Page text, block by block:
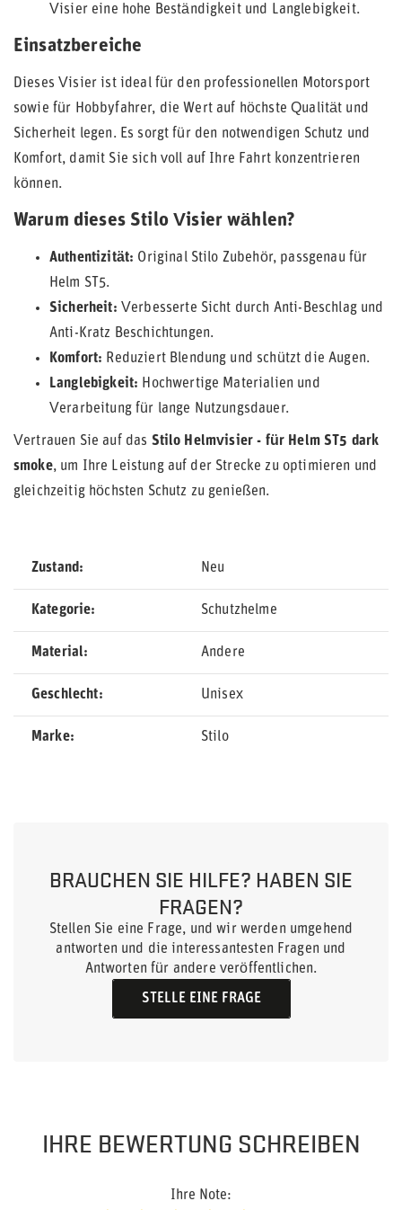
Visier eine hohe Beständigkeit und Langlebigkeit.
Einsatzbereiche
Dieses Visier ist ideal für den professionellen Motorsport
sowie für Hobbyfahrer, die Wert auf höchste Qualität und
Sicherheit legen. Es sorgt für den notwendigen Schutz und
Komfort, damit Sie sich voll auf Ihre Fahrt konzentrieren
können.
Warum dieses Stilo Visier wählen?
Authentizität: Original Stilo Zubehör, passgenau für
Helm ST5.
Sicherheit: Verbesserte Sicht durch Anti-Beschlag und
Anti-Kratz Beschichtungen.
Komfort: Reduziert Blendung und schützt die Augen.
Langlebigkeit: Hochwertige Materialien und
Verarbeitung für lange Nutzungsdauer.
Vertrauen Sie auf das Stilo Helmvisier - für Helm ST5 dark
smoke, um Ihre Leistung auf der Strecke zu optimieren und
gleichzeitig höchsten Schutz zu genießen.
Zustand Neu
Kategorie Schutzhelme
Material Andere
Geschlecht Unisex
Marke Stilo
BRAUCHEN SIE HILFE? HABEN SIE
FRAGEN?
Stellen Sie eine Frage, und wir werden umgehend
antworten und die interessantesten Fragen und
Antworten für andere veröffentlichen.
STELLE EINE FRAGE
IHRE BEWERTUNG SCHREIBEN
Ihre Note: